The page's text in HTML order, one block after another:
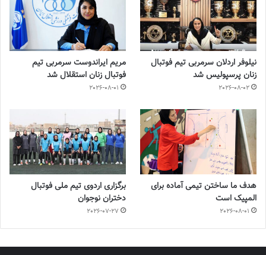
نیلوفر اردلان سرمربی تیم فوتبال
زنان پرسپولیس شد
2026-08-02
مریم ایراندوست سرمربی تیم
فوتبال زنان استقلال شد
2026-08-01
هدف ما ساختن تیمی آماده برای
المپیک است
2026-08-01
برگزاری اردوی تیم ملی فوتبال
دختران نوجوان
2026-07-27